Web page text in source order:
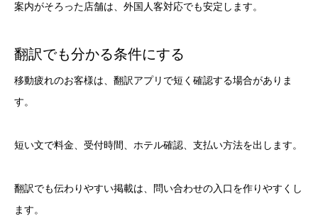
案内がそろった店舗は、外国人客対応でも安定します。
翻訳でも分かる条件にする
移動疲れのお客様は、翻訳アプリで短く確認する場合がありま
す。
短い文で料金、受付時間、ホテル確認、支払い方法を出します。
翻訳でも伝わりやすい掲載は、問い合わせの入口を作りやすくし
ます。